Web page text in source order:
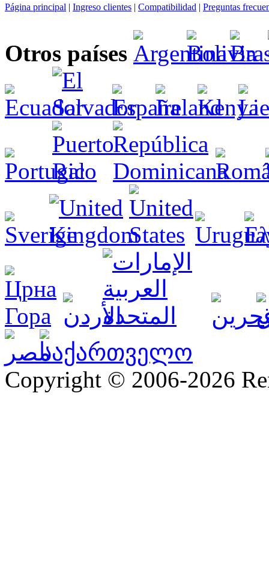
Página principal | Ingreso clientes | Compatibilidad | Preguntas
Otros países
Copyright © 2006-2026